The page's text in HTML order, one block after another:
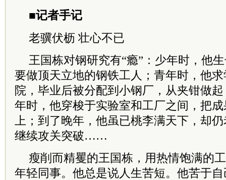
■记者手记
老骥伏枥 壮心不已
王国栋对钢研究有“瘾”：少年时，他
要做顶天立地的钢铁工人；青年时，他
院，毕业后被分配到小钢厂，从夹钳做
年时，他穿梭于实验室和工厂之间，把
上；到了晚年，他虽已桃李满天下，却
继续攻关突破……
瘦削而精矍的王国栋，用热情饱满的
年轻同事。他总是说人生苦短。他苦于